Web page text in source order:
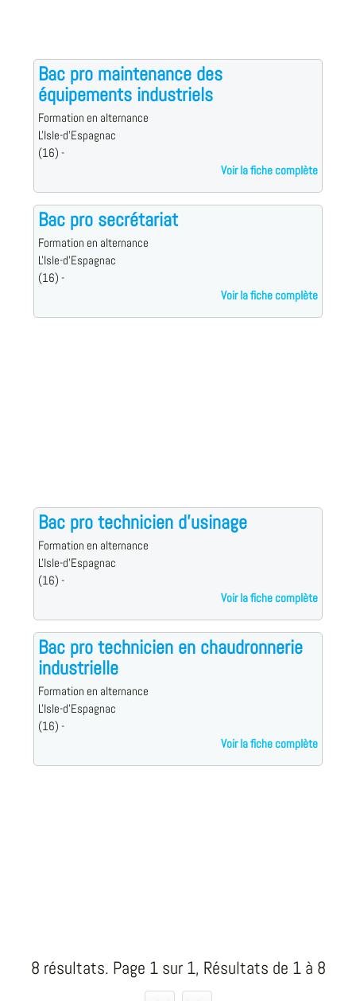
Bac pro maintenance des
équipements industriels
Formation en alternance
L'Isle-d'Espagnac
(16) -
Voir la fiche complète
Bac pro secrétariat
Formation en alternance
L'Isle-d'Espagnac
(16) -
Voir la fiche complète
Bac pro technicien d'usinage
Formation en alternance
L'Isle-d'Espagnac
(16) -
Voir la fiche complète
Bac pro technicien en chaudronnerie
industrielle
Formation en alternance
L'Isle-d'Espagnac
(16) -
Voir la fiche complète
8 résultats. Page 1 sur 1, Résultats de 1 à 8